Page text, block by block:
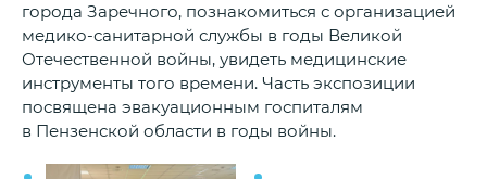
города Заречного, познакомиться с организацией
медико-санитарной службы в годы Великой
Отечественной войны, увидеть медицинские
инструменты того времени. Часть экспозиции
посвящена эвакуационным госпиталям
в Пензенской области в годы войны.